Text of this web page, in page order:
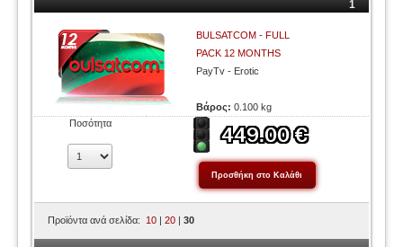
1
BULSATCOM - FULL
PACK 12 MONTHS
PayTv - Erotic
Βάρος:0.100 kg
Ποσότητα
Προϊόντα ανά σελίδα: 10 |20 |30